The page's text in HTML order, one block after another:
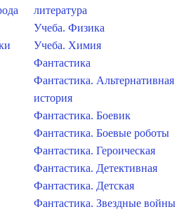
литература
Учеба. Физика
Учеба. Химия
Фантастика
Фантастика. Альтернативная
история
Фантастика. Боевик
Фантастика. Боевые роботы
Фантастика. Героическая
Фантастика. Детективная
Фантастика. Детская
Фантастика. Звездные войны